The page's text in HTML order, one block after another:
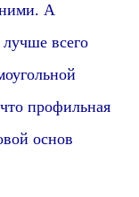
А
всего
профильная
основ